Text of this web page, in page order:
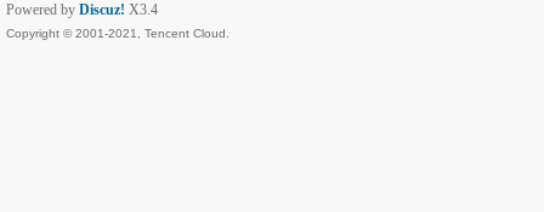
Powered by Discuz! X3.4
Copyright © 2001-2021, Tencent Cloud.